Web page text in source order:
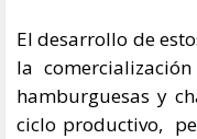
El desarrollo de
la
hamburguesas y
ciclo productivo,